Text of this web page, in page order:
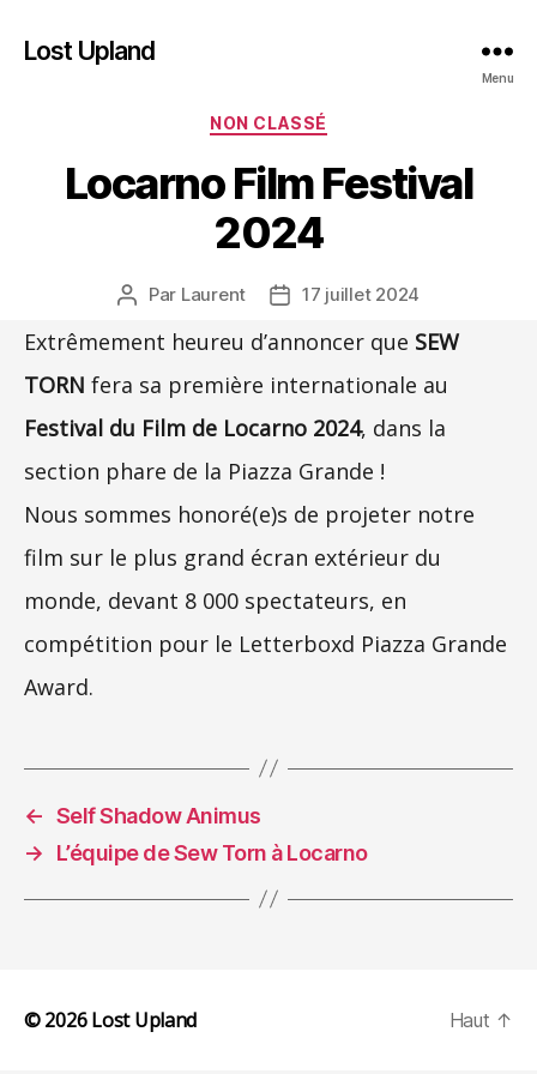
Lost Upland
Menu
Catégories
NON CLASSÉ
Locarno Film Festival
2024
Auteur
l’article
Par Laurent
Date
l’article
17 juillet 2024
Extrêmement heureu d’annoncer que SEW
TORN fera sa première internationale au
Festival du Film de Locarno 2024, dans la
section phare de la Piazza Grande !
Nous sommes honoré(e)s de projeter notre
film sur le plus grand écran extérieur du
monde, devant 8 000 spectateurs, en
compétition pour le Letterboxd Piazza Grande
Award.
← Self Shadow Animus
→
L’équipe de Sew Torn à Locarno
© 2026Lost Upland Haut ↑